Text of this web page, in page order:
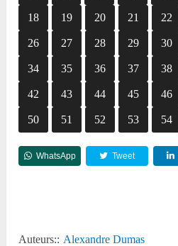
18 19 20 21 22
26 27 28 29 30
34 35 36 37 38
42 43 44 45 46
50 51 52 53 54
WhatsApp Tweet
Auteurs:: Alexandre Dumas